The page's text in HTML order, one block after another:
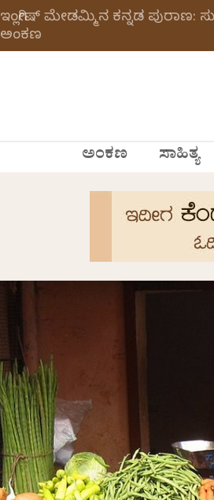
ಇಂಗ್ಲೀಷ್ ಮೇಡಮ್ಮಿನ ಕನ್ನಡ ಪುರಾಣ:
ಅಂಕಣ
ಅಂಕಣ ಸಾಹಿತ್ಯ